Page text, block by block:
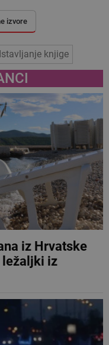
izvore
knjige
iz Hrvatske
ležaljki iz